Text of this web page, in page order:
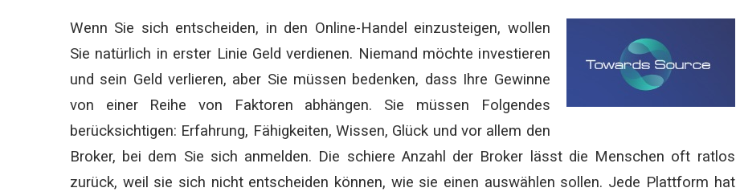
Wenn Sie sich entscheiden, in den Online-Handel einzusteigen, wollen
Sie natürlich in erster Linie Geld verdienen. Niemand möchte investieren
und sein Geld verlieren, aber Sie müssen bedenken, dass Ihre Gewinne
von einer Reihe von Faktoren abhängen. Sie müssen Folgendes
berücksichtigen: Erfahrung, Fähigkeiten, Wissen, Glück und vor allem den
Broker, bei dem Sie sich anmelden. Die schiere Anzahl der Broker lässt die Menschen oft ratlos
zurück, weil sie sich nicht entscheiden können, wie sie einen auswählen sollen. Jede Plattform hat